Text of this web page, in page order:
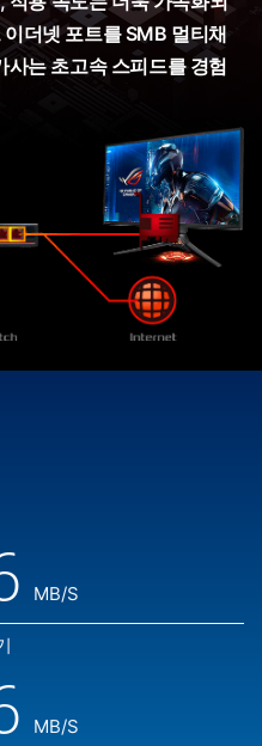
더넷 포트를 SMB 멀티채
는 초고속 스피드를 경험
MB/S
MB/S